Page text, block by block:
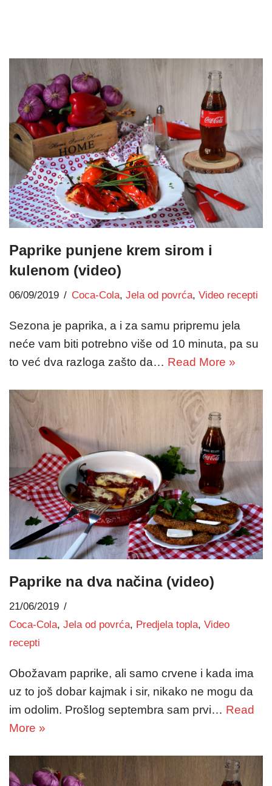
Paprike punjene krem sirom i
kulenom (video)
06/09/2019 Coca-Cola, Jela od povrća, Video recepti
Sezona je paprika, a i za samu pripremu jela
neće vam biti potrebno više od 10 minuta, pa su
to već dva razloga zašto da… Read More »
Paprike na dva načina (video)
21/06/2019
Coca-Cola, Jela od povrća, Predjela topla, Video
recepti
Obožavam paprike, ali samo crvene i kada ima
uz to još dobar kajmak i sir, nikako ne mogu da
im odolim. Prošlog septembra sam prvi… Read
More »